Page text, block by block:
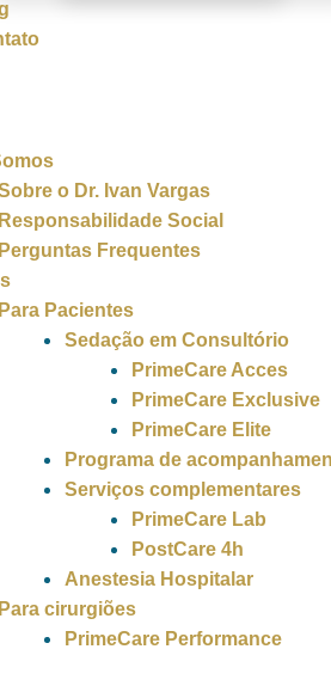
o Dr. Ivan Vargas
Responsabilidade Social
Perguntas Frequentes
Para Pacientes
Sedação em Consultório
PrimeCare Acces
PrimeCare Exclusive
PrimeCare Elite
Programa de
Serviços complementares
PrimeCare Lab
PostCare 4h
Anestesia Hospitalar
Para cirurgiões
PrimeCare Performance